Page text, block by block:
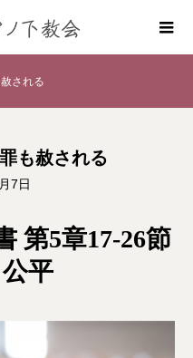
される
も赦される
7日
第5章17-26節
平